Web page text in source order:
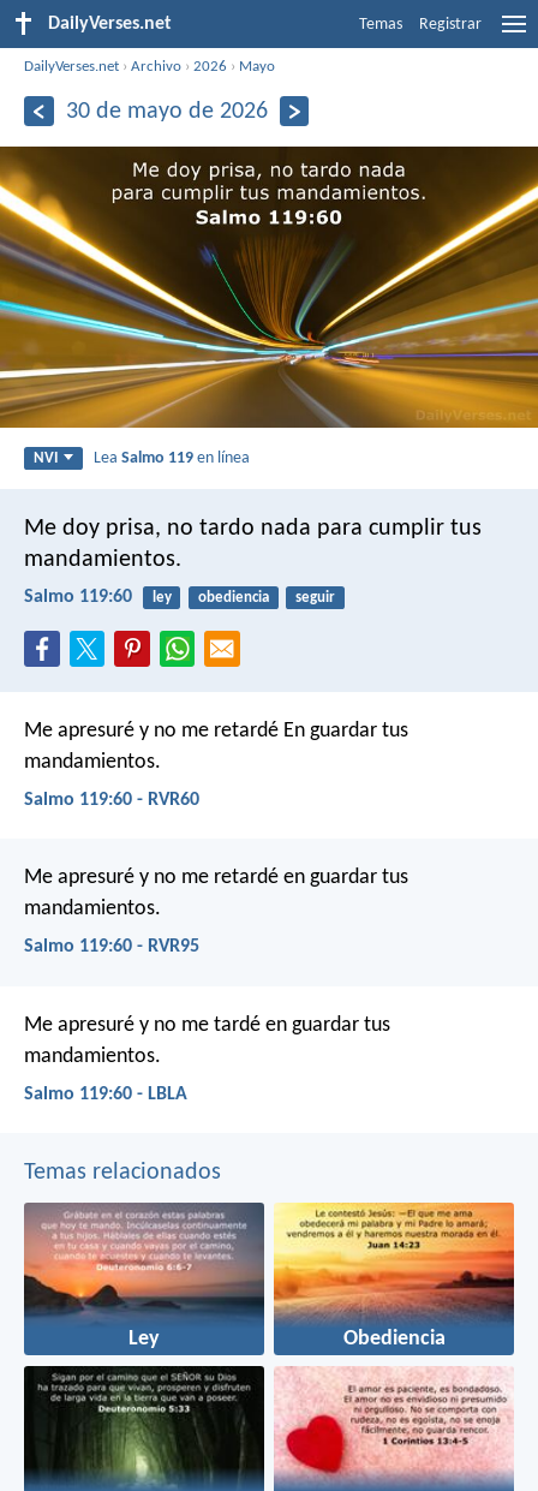
DailyVerses.net Temas Registrar
DailyVerses.net ›Archivo ›2026 › Mayo
30 de mayo de 2026
NVI LeaSalmo 119 en línea
Me doy prisa, no tardo nada para cumplir tus
mandamientos.
Salmo 119:60 ley obediencia seguir
Me apresuré y no me retardé En guardar tus
mandamientos.
Salmo 119:60 - RVR60
Me apresuré y no me retardé en guardar tus
mandamientos.
Salmo 119:60 - RVR95
Me apresuré y no me tardé en guardar tus
mandamientos.
Salmo 119:60 - LBLA
Temas relacionados
Ley Obediencia